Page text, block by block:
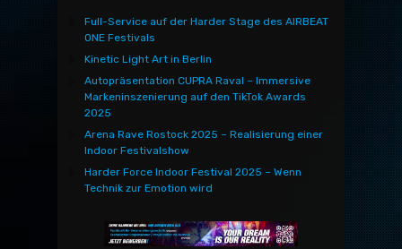
Full-Service auf der Harder Stage des AIRBEAT
ONE Festivals
Kinetic Light Art in Berlin
Autopräsentation CUPRA Raval – Immersive
Markeninszenierung auf den TikTok Awards
2025
Arena Rave Rostock 2025 – Realisierung einer
Indoor Festivalshow
Harder Force Indoor Festival 2025 – Wenn
Technik zur Emotion wird